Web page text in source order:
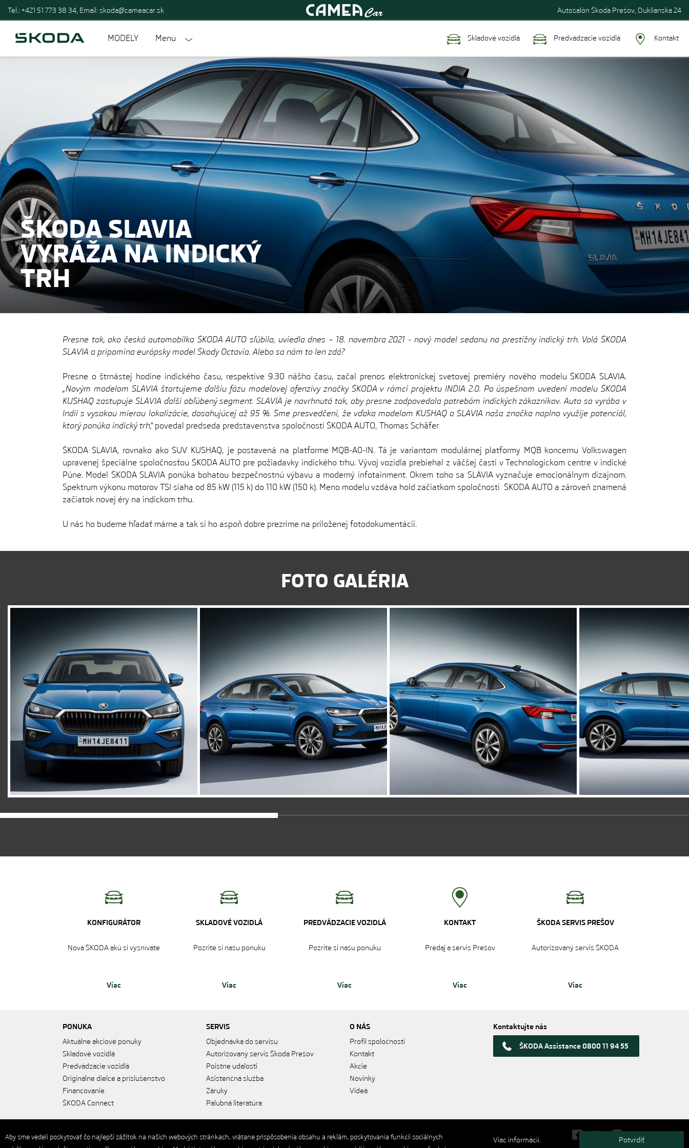
Tel.: +421 51 773 38 34, Email: skoda@cameacar.sk Autosalón Škoda Prešov, Duklianska 24
MODELY Menu Skladové vozidlá Predvádzacie vozidlá Kontakt
ŠKODA SLAVIA
VYRÁŽA NA INDICKÝ
TRH
Presne tak, ako česká automobilka ŠKODA AUTO sľúbila, uviedla dnes – 18. novembra 2021 - nový model sedanu na prestížny indický trh. Volá ŠKODA
SLAVIA a pripomína európsky model Škody Octavia. Alebo sa nám to len zdá?
Presne o štrnástej hodine indického času, respektíve 9.30 nášho času, začal prenos elektronickej svetovej premiéry nového modelu ŠKODA SLAVIA.
„Novým modelom SLAVIA štartujeme ďalšiu fázu modelovej ofenzívy značky ŠKODA v rámci projektu INDIA 2.0. Po úspešnom uvedení modelu ŠKODA
KUSHAQ zastupuje SLAVIA ďalší obľúbený segment. SLAVIA je navrhnutá tak, aby presne zodpovedala potrebám indických zákazníkov. Auto sa vyrába v
Indii s vysokou mierou lokalizácie, dosahujúcej až 95 %. Sme presvedčení, že vďaka modelom KUSHAQ a SLAVIA naša značka naplno využije potenciál,
ktorý ponúka indický trh,“ povedal predseda predstavenstva spoločnosti ŠKODA AUTO, Thomas Schäfer
ŠKODA SLAVIA, rovnako ako SUV KUSHAQ, je postavená na platforme MQB-A0-IN. Tá je variantom modulárnej platformy MQB koncernu Volkswagen
upravenej špeciálne spoločnosťou ŠKODA AUTO pre požiadavky indického trhu. Vývoj vozidla prebiehal z väčšej časti v Technologickom centre v indické
Púne. Model ŠKODA SLAVIA ponúka bohatou bezpečnostnú výbavu a moderný infotainment. Okrem toho sa SLAVIA vyznačuje emocionálnym dizajnom.
Spektrum výkonu motorov TSI siaha od 85 kW (115 k) do 110 kW (150 k). Meno modelu vzdáva hold začiatkom spoločnosti ŠKODA AUTO a zároveň znamená
začiatok novej éry na indickom trhu.
U nás ho budeme hľadať márne a tak si ho aspoň dobre prezrime na priloženej fotodokumentácii.
FOTO GALÉRIA
KONFIGURÁTOR
Nová ŠKODA akú si vysnívate
Viac
SKLADOVÉ VOZIDLÁ
Pozrite si našu ponuku‎
Viac
PREDVÁDZACIE VOZIDLÁ
Pozrite si našu ponuku‎
Viac
KONTAKT
Predaj a servis Prešov
Viac
ŠKODA SERVIS PREŠOV
Autorizovaný servis ŠKODA
Viac
PONUKA
Aktuálne akciové ponuky
Skladové vozidlá
Predvádzacie vozidlá
Originálne dielce a príslušenstvo
Financovanie
ŠKODA Connect
SERVIS
Objednávka do servisu
Autorizovaný servis Škoda Prešov
Poistne udalosti
Asistenčná služba
Záruky
Palubná literatúra
O NÁS
Profil spoločnosti
Kontakt
Akcie
Novinky
Videá
Kontaktujte nás
ŠKODA Assistance 0800 11 94 55
Aby sme vedeli poskytovať čo najlepší zážitok na našich webových stránkach, vrátane prispôsobenia obsahu a reklám, poskytovania funkcií sociálnych
Viac informácií. Potvrdiť